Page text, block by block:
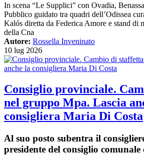
In scena “Le Supplici” con Ovadia,
Pubblico guidato tra quadri dell’Odissea
Kalós diretta da Federica Amore e stand di
della Cna
Autore: Rossella Inveninato
10 lug 2026
Consiglio provinciale.
nel gruppo Mpa. Lascia
consigliera Maria Di Costa
Al suo posto subentra il
presidente del consiglio